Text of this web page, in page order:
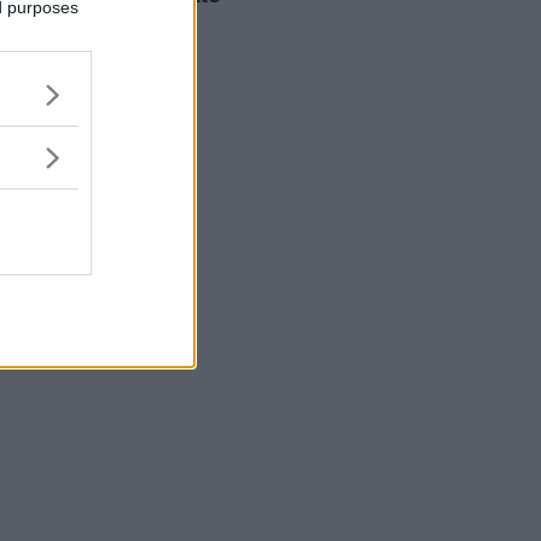
purposes